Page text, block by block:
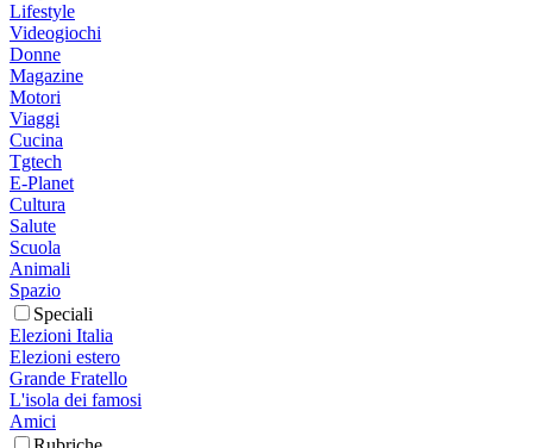
Lifestyle
Videogiochi
Donne
Magazine
Motori
Viaggi
Cucina
Tgtech
E-Planet
Cultura
Salute
Scuola
Animali
Spazio
Speciali
Elezioni Italia
Elezioni estero
Grande Fratello
L'isola dei famosi
Amici